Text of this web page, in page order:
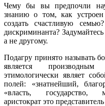
Чему бы вы предпочли
знанию о том, как
создать счастливую
дискриминанта?
а не другому.
Подагру принято называть
является
этимологически являет
полей: «знатнейший,
«власть, государство,
аристократ это